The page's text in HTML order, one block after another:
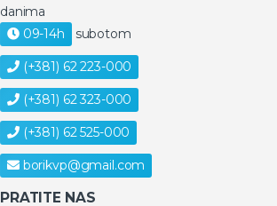
danima
09-14h
subotom
(+381) 62 223-000
(+381) 62 323-000
(+381) 62 525-000
borikvp@gmail.com
PRATITE NAS